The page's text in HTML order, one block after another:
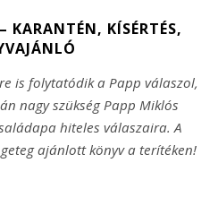
KARANTÉN, KÍSÉRTÉS,
is folytatódik a Papp válaszol,
nagy szükség Papp Miklós
hiteles válaszaira. A
ajánlott könyv a terítéken!